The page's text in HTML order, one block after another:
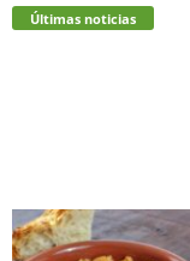
Últimas noticias